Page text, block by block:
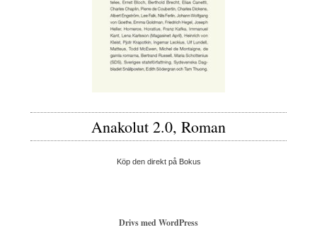
Anakolut 2.0, Roman
Köp den direkt på Bokus
Drivs med WordPress